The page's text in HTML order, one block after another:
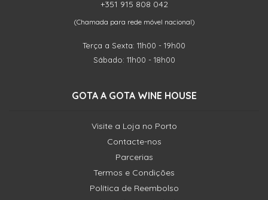
+351 915 808 042
(Chamada para rede móvel nacional)
Terça a Sexta: 11h00 - 19h00
Sábado: 11h00 - 18h00
GOTA A GOTA WINE HOUSE
Visite a Loja no Porto
Contacte-nos
Parcerias
Termos e Condições
Política de Reembolso